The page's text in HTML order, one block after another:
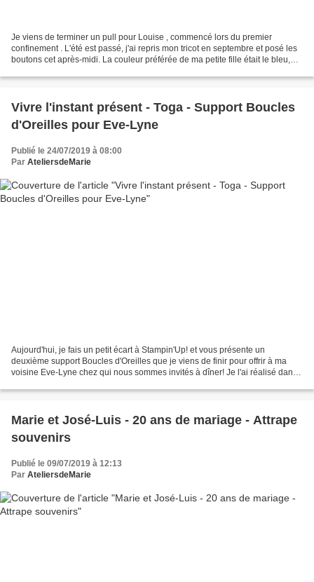
Je viens de terminer un pull pour Louise , commencé lors du premier
confinement . L'été est passé, j'ai repris mon tricot en septembre et posé les
boutons cet après-midi. La couleur préférée de ma petite fille était le bleu,
Vivre l'instant présent - Toga - Support Boucles
d'Oreilles pour Eve-Lyne
Publié le 24/07/2019 à 08:00
Par AteliersdeMarie
Aujourd'hui, je fais un petit écart à Stampin'Up! et vous présente un
deuxième support Boucles d'Oreilles que je viens de finir pour offrir à ma
voisine Eve-Lyne chez qui nous sommes invités à dîner! Je l'ai réalisé dans
Marie et José-Luis - 20 ans de mariage - Attrape
souvenirs
Publié le 09/07/2019 à 12:13
Par AteliersdeMarie